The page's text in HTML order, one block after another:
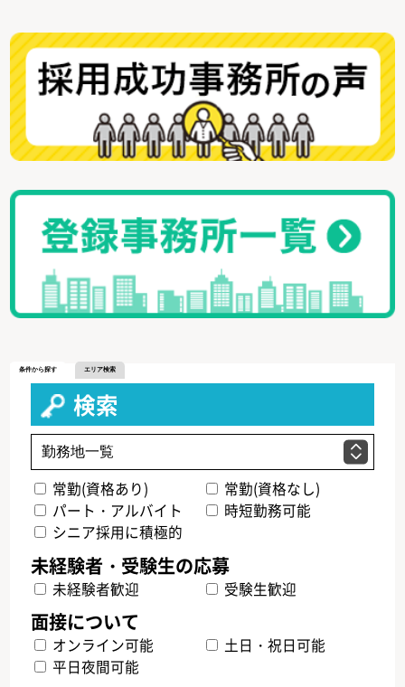
条件から探す エリア検索
検索
常勤(資格あり)
常勤(資格なし)
パート・アルバイト
時短勤務可能
シニア採用に積極的
未経験者歓迎 受験生歓迎
オンライン可能
土日・祝日可能
平日夜間可能